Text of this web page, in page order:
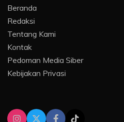
Beranda
Redaksi
Tentang Kami
Kontak
Pedoman Media Siber
Kebijakan Privasi